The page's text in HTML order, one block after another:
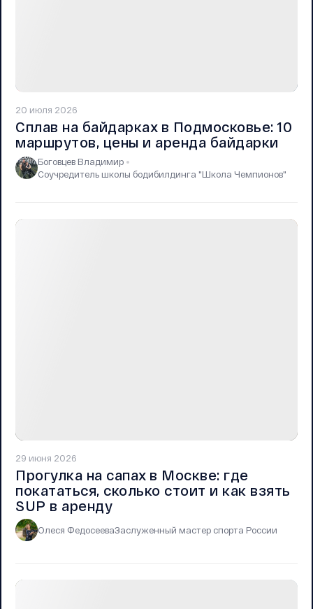
20 июля 2026
Сплав на байдарках в Подмосковье: 10
маршрутов, цены и аренда байдарки
Боговцев Владимир
Соучредитель школы бодибилдинга "Школа Чемпионов"
29 июня 2026
Прогулка на сапах в Москве: где
покататься, сколько стоит и как взять
SUP в аренду
Олеся ФедосееваЗаслуженный мастер спорта России